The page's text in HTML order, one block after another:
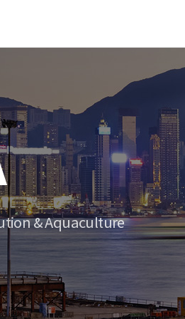
& Aquaculture